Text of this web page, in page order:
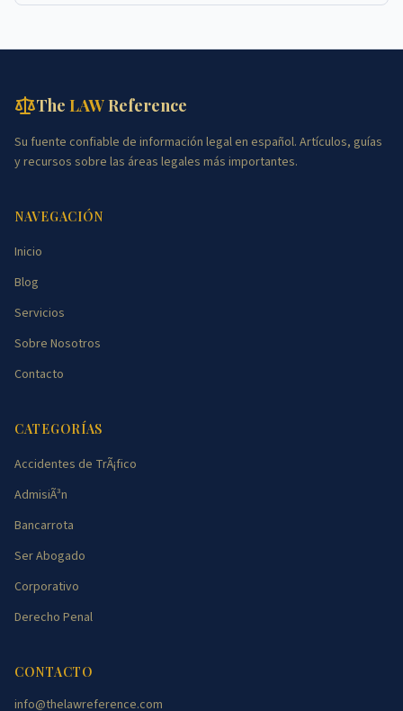
The LAWReference
Su fuente confiable de información legal en español. Artículos, guías
y recursos sobre las áreas legales más importantes.
NAVEGACIÓN
Inicio
Blog
Servicios
Sobre Nosotros
Contacto
CATEGORÍAS
Accidentes de TrÃ¡fico
AdmisiÃ³n
Bancarrota
Ser Abogado
Corporativo
Derecho Penal
CONTACTO
info@thelawreference.com